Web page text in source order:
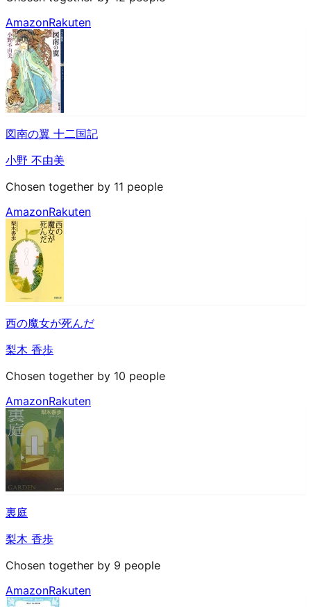
AmazonRakuten
図南の翼 十二国記
小野 不由美
Chosen together by 11 people
AmazonRakuten
西の魔女が死んだ
梨木 香歩
Chosen together by 10 people
AmazonRakuten
裏庭
梨木 香歩
Chosen together by 9 people
AmazonRakuten